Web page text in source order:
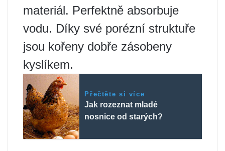
materiál. Perfektně absorbuje
vodu. Díky své porézní struktuře
jsou kořeny dobře zásobeny
kyslíkem.
Přečtěte si více
Jak rozeznat mladé
nosnice od starých?